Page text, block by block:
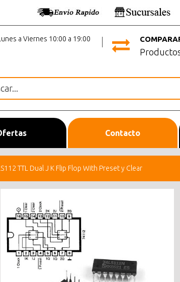
a Viernes 10:00 a 19:00
Contacto
TTL Dual J K Flip Flop With Preset y Clear